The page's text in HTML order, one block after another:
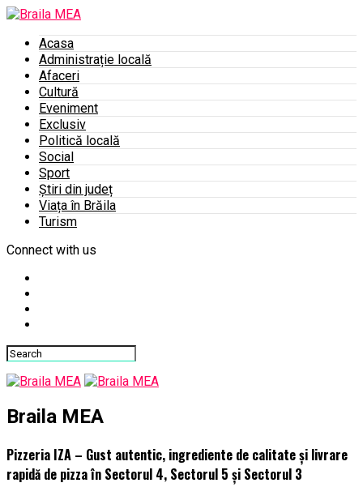
Acasa
Administrație locală
Afaceri
Cultură
Eveniment
Exclusiv
Politică locală
Social
Sport
Știri din județ
Viața în Brăila
Turism
Connect with us
Braila MEA
Pizzeria IZA – Gust autentic, ingrediente de calitate și livrare
rapidă de pizza în Sectorul 4, Sectorul 5 și Sectorul 3